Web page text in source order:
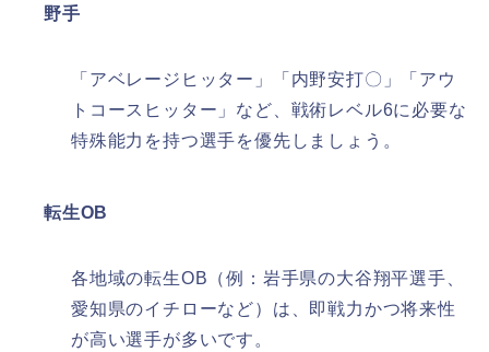
野手
「アベレージヒッター」「内野安打〇」「アウ
トコースヒッター」など、戦術レベル6に必要な
特殊能力を持つ選手を優先しましょう。​
転生OB
各地域の転生OB（例：岩手県の大谷翔平選手、
愛知県のイチローなど）は、即戦力かつ将来性
が高い選手が多いです。​